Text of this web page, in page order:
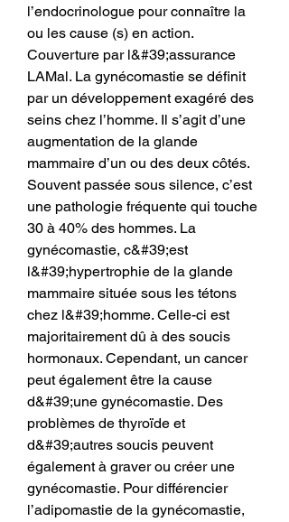
l’endocrinologue pour connaître la
ou les cause (s) en action.
Couverture par l&#39;assurance
LAMal. La gynécomastie se définit
par un développement exagéré des
seins chez l’homme. Il s’agit d’une
augmentation de la glande
mammaire d’un ou des deux côtés.
Souvent passée sous silence, c’est
une pathologie fréquente qui touche
30 à 40% des hommes. La
gynécomastie, c&#39;est
l&#39;hypertrophie de la glande
mammaire située sous les tétons
chez l&#39;homme. Celle-ci est
majoritairement dû à des soucis
hormonaux. Cependant, un cancer
peut également être la cause
d&#39;une gynécomastie. Des
problèmes de thyroïde et
d&#39;autres soucis peuvent
également à graver ou créer une
gynécomastie. Pour différencier
l’adipomastie de la gynécomastie,